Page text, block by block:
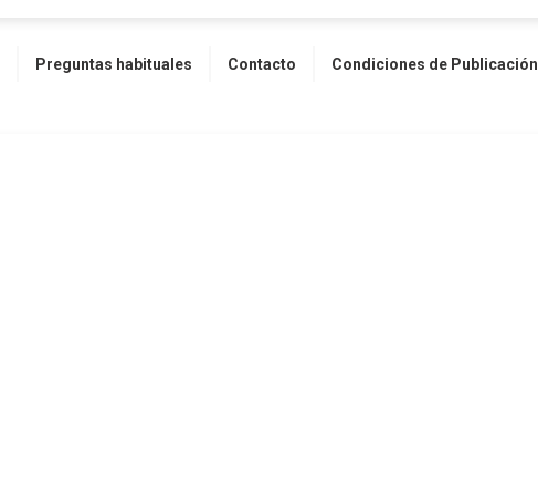
Preguntas habituales Contacto Condiciones de Publicación